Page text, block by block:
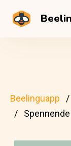
Beelinguapp